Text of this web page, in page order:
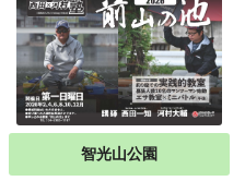
智光山公園